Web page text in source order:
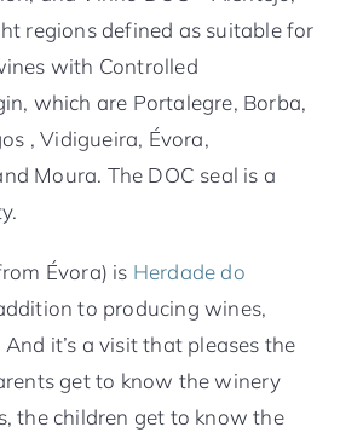
regions defined as suitable for
with Controlled
which are Portalegre, Borba,
, Vidigueira, Évora,
Moura. The DOC seal is a
Évora) is Herdade do
to producing wines,
it’s a visit that pleases the
get to know the winery
the children get to know the